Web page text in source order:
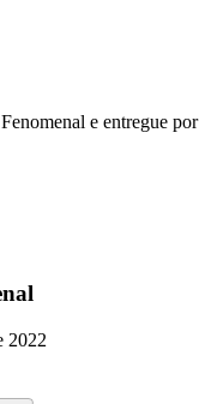
e entregue por
2022